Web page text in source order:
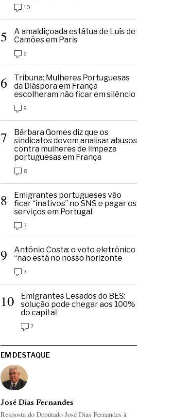
10
5
A amaldiçoada estátua de Luís de
Camões em Paris
9
6
Tribuna: Mulheres Portuguesas
da Diáspora em França
escolheram não ficar em silêncio
9
7
Bárbara Gomes diz que os
sindicatos devem analisar abusos
contra mulheres de limpeza
portuguesas em França
8
8
Emigrantes portugueses vão
ficar “inativos” no SNS e pagar os
serviços em Portugal
7
9
António Costa: o voto eletrónico
“não está no nosso horizonte
7
10
Emigrantes Lesados do BES:
solução pode chegar aos 100%
do capital
7
EM DESTAQUE
José Dias Fernandes
Resposta do Deputado José Dias Fernandes à